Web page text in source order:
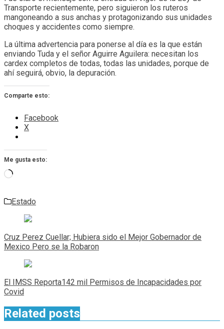
Transporte recientemente, pero siguieron los ruteros
mangoneando a sus anchas y protagonizando sus unidades
choques y accidentes como siempre.
La última advertencia para ponerse al día es la que están
enviando Tuda y el señor Aguirre Aguilera: necesitan los
cardex completos de todas, todas las unidades, porque de
ahí seguirá, obvio, la depuración.
Comparte esto:
Facebook
X
Me gusta esto:
Cargando...
Estado
Navegación
de
entradas
Cruz Perez Cuellar; Hubiera sido el Mejor Gobernador de
Mexico Pero se la Robaron
El IMSS Reporta142 mil Permisos de Incapacidades por
Covid
Related posts